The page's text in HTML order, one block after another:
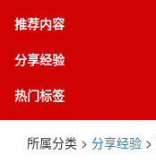
推荐内容
分享经验
热门标签
所属分类 > 分享经验